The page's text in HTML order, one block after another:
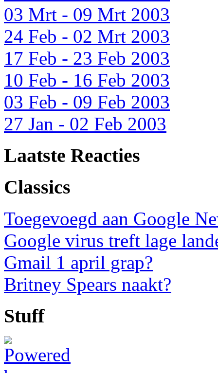
03 Mrt - 09 Mrt 2003
24 Feb - 02 Mrt 2003
17 Feb - 23 Feb 2003
10 Feb - 16 Feb 2003
03 Feb - 09 Feb 2003
27 Jan - 02 Feb 2003
Laatste Reacties
Classics
Toegevoegd aan Google
Google virus treft lage
Gmail 1 april grap?
Britney Spears naakt?
Stuff